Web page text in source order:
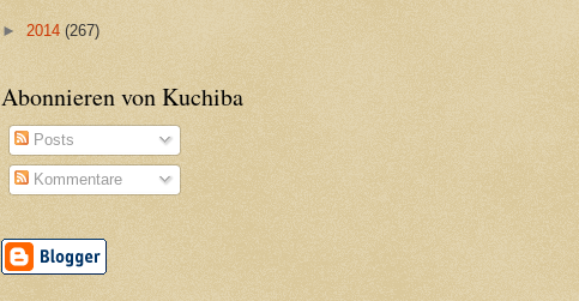
► 2014 (267)
Abonnieren von Kuchiba
Posts
Kommentare